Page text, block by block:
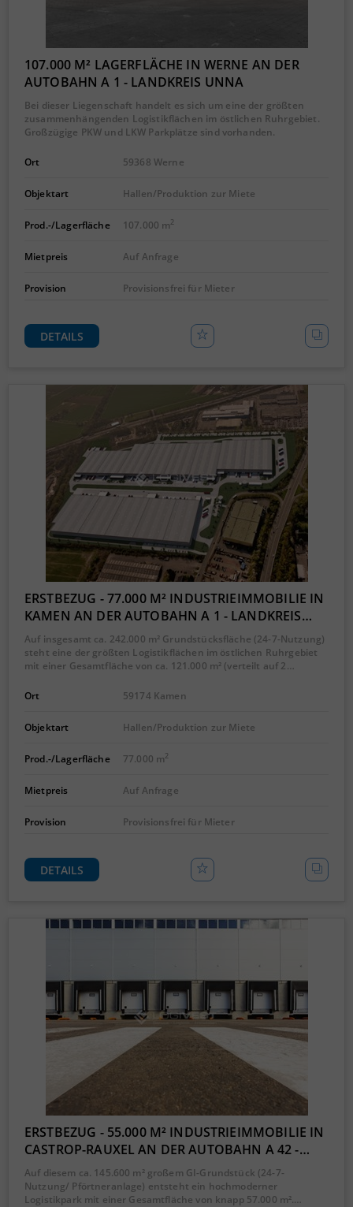
107.000 M² LAGERFLÄCHE IN WERNE AN DER
AUTOBAHN A 1 - LANDKREIS UNNA
Bei dieser Liegenschaft handelt es sich um eine der größten
zusammenhängenden Logistikflächen im östlichen Ruhrgebiet.
Großzügige PKW und LKW Parkplätze sind vorhanden.
Ort 59368 Werne
Objektart Hallen/Produktion zur Miete
Prod.-/Lagerfläche 107.000 m2
Mietpreis Auf Anfrage
Provision Provisionsfrei für Mieter
DETAILS
ERSTBEZUG - 77.000 M² INDUSTRIEIMMOBILIE IN
KAMEN AN DER AUTOBAHN A 1 - LANDKREIS…
Auf insgesamt ca. 242.000 m² Grundstücksfläche (24-7-Nutzung)
steht eine der größten Logistikflächen im östlichen Ruhrgebiet
mit einer Gesamtfläche von ca. 121.000 m² (verteilt auf 2…
Ort 59174 Kamen
Objektart Hallen/Produktion zur Miete
Prod.-/Lagerfläche 77.000 m2
Mietpreis Auf Anfrage
Provision Provisionsfrei für Mieter
DETAILS
ERSTBEZUG - 55.000 M² INDUSTRIEIMMOBILIE IN
CASTROP-RAUXEL AN DER AUTOBAHN A 42 -…
Auf diesem ca. 145.600 m² großem GI-Grundstück (24-7-
Nutzung/ Pförtneranlage) entsteht ein hochmoderner
Logistikpark mit einer Gesamtfläche von knapp 57.000 m².…